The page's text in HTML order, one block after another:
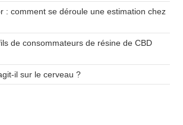
: comment se déroule une estimation chez
de consommateurs de résine de CBD
il sur le cerveau ?